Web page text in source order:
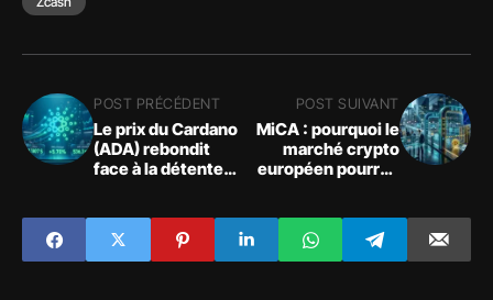
POST PRÉCÉDENT
Le prix du Cardano
(ADA) rebondit
face à la détente
POST SUIVANT
MiCA : pourquoi le
marché crypto
européen pourrait